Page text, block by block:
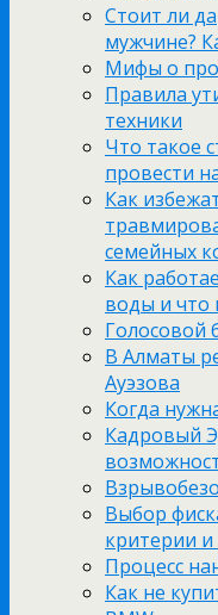
Стоит ли
мужчине?
Мифы о
Правила
техники
Что такое
провести
Как
семейных
Как
воды и что
Голосовой
В Алматы
Ауэзова
Когда
Кадровый
Выбор
критерии
Процесс
Как не